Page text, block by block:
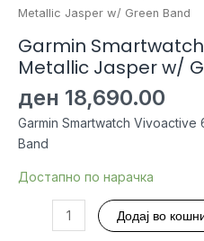
Metallic Jasper w/ Green Band
Garmin
Metallic Jasper w/
ден 18,690.00
Garmin Smartwatch
Band
Достапно по нарачка
Smartwatch
Додај во